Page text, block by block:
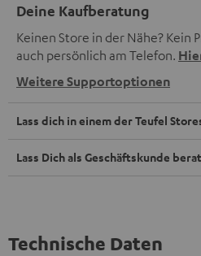
Deine Kaufberatung
Keinen Store in der Nähe? Kein
auch persönlich am Telefon.
Weitere Supportoptionen
Lass dich in einem der Teufel
Lass Dich als Geschäftskunde
Technische Daten